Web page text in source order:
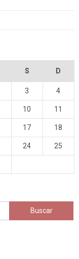
S D
3 4
10 11
17 18
24 25